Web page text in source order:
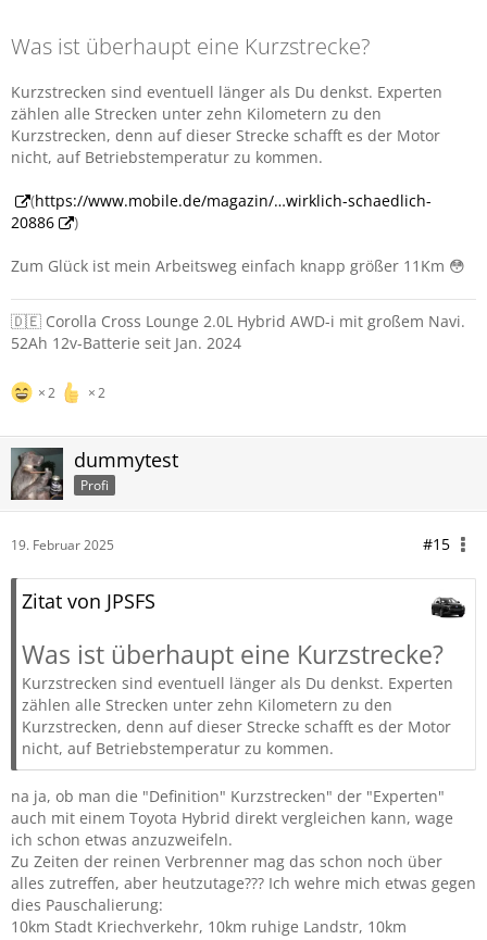
Was ist überhaupt eine Kurzstrecke?
Kurzstrecken sind eventuell länger als Du denkst. Experten
zählen alle Strecken unter zehn Kilometern zu den
Kurzstrecken, denn auf dieser Strecke schafft es der Motor
nicht, auf Betriebstemperatur zu kommen.
(https://www.mobile.de/magazin/…wirklich-schaedlich-
20886
)
Zum Glück ist mein Arbeitsweg einfach knapp größer 11Km 😳
🇩🇪 Corolla Cross Lounge 2.0L Hybrid AWD-i mit großem Navi.
52Ah 12v-Batterie seit Jan. 2024
2 2
dummytest
Profi
19. Februar 2025 #15
Zitat von JPSFS
Was ist überhaupt eine Kurzstrecke?
Kurzstrecken sind eventuell länger als Du denkst. Experten
zählen alle Strecken unter zehn Kilometern zu den
Kurzstrecken, denn auf dieser Strecke schafft es der Motor
nicht, auf Betriebstemperatur zu kommen.
na ja, ob man die "Definition" Kurzstrecken" der "Experten"
auch mit einem Toyota Hybrid direkt vergleichen kann, wage
ich schon etwas anzuzweifeln.
Zu Zeiten der reinen Verbrenner mag das schon noch über
alles zutreffen, aber heutzutage??? Ich wehre mich etwas gegen
dies Pauschalierung:
10km Stadt Kriechverkehr, 10km ruhige Landstr, 10km